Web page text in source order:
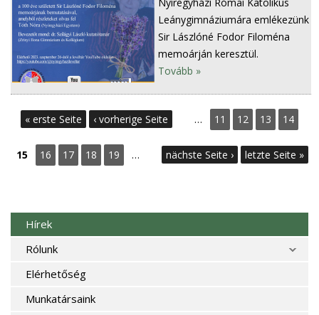
Leánygimnáziumára emlékezünk
Sir Lászlóné Fodor Filoména
memoárján keresztül.
Tovább »
« erste Seite ‹ vorherige Seite … 11 12 13 14
15 16 17 18 19 … nächste Seite › letzte Seite »
Hírek
Rólunk
Elérhetőség
Munkatársaink